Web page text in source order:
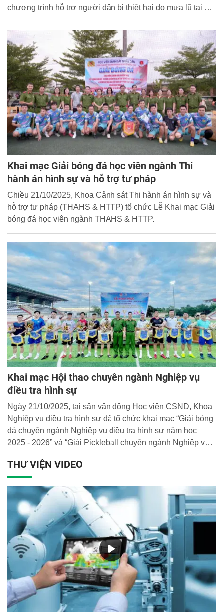
chương trình hỗ trợ người dân bị thiệt hại do mưa lũ tại xã
trình được trao tặng hơn 3,5 tỷ đồng.
Khai mạc Giải bóng đá học viên ngành Thi
hành án hình sự và hỗ trợ tư pháp
Chiều 21/10/2025, Khoa Cảnh sát Thi hành án hình sự và
hỗ trợ tư pháp (THAHS & HTTP) tổ chức Lễ Khai mạc Giải
bóng đá học viên ngành THAHS & HTTP.
Khai mạc Hội thao chuyên ngành Nghiệp vụ
điều tra hình sự
Ngày 21/10/2025, tại sân vận động Học viện CSND, Khoa
Nghiệp vụ điều tra hình sự đã tổ chức khai mạc “Giải bóng
đá chuyên ngành Nghiệp vụ điều tra hình sự năm học
2025 - 2026” và “Giải Pickleball chuyên ngành Nghiệp vụ
giáo Việt Nam (20/11/1982 - 20/11/2025)”.
THƯ VIỆN VIDEO